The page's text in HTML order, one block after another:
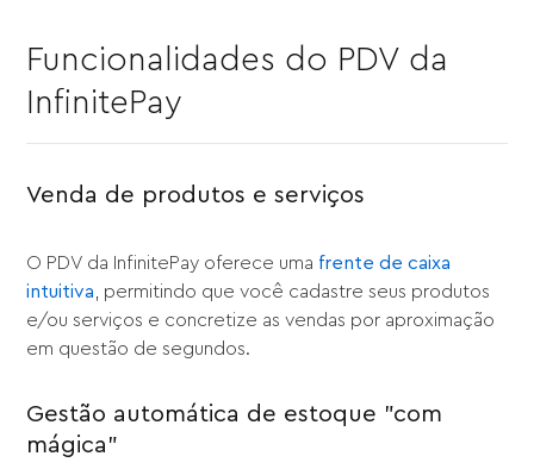
Funcionalidades do PDV da
InfinitePay
Venda de produtos e serviços
O PDV da InfinitePay oferece uma frente de caixa
intuitiva , permitindo que você cadastre seus produtos
e/ou serviços e concretize as vendas por aproximação
em questão de segundos.
Gestão automática de estoque "com
mágica"